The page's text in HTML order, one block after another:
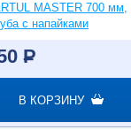
MASTER 700 мм,
с напайками
P
В КОРЗИНУ